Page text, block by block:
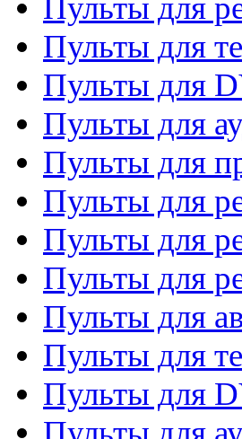
Пульты для
Пульты для
Пульты для
Пульты для
Пульты для
Пульты для
Пульты для
Пульты для
Пульты для
Пульты для
Пульты для